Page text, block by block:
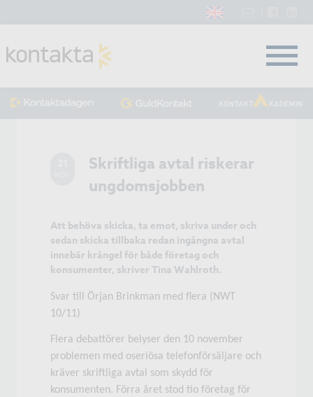
Skriftliga avtal riskerar
ungdomsjobben
Att behöva skicka, ta emot, skriva under och
sedan skicka tillbaka redan ingångna avtal
innebär krångel för både företag och
konsumenter, skriver Tina Wahlroth.
Svar till Örjan Brinkman med flera (NWT
10/11)
Flera debattörer belyser den 10 november
problemen med oseriösa telefonförsäljare och
kräver skriftliga avtal som skydd för
konsumenten. Förra året stod tio företag för